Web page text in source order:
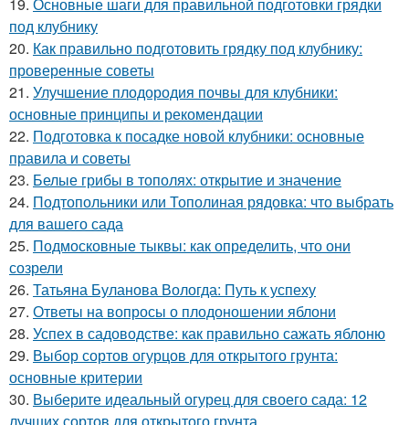
19. Основные шаги для правильной подготовки грядки
под клубнику
20. Как правильно подготовить грядку под клубнику:
проверенные советы
21. Улучшение плодородия почвы для клубники:
основные принципы и рекомендации
22. Подготовка к посадке новой клубники: основные
правила и советы
23. Белые грибы в тополях: открытие и значение
24. Подтопольники или Тополиная рядовка: что выбрать
для вашего сада
25. Подмосковные тыквы: как определить, что они
созрели
26. Татьяна Буланова Вологда: Путь к успеху
27. Ответы на вопросы о плодоношении яблони
28. Успех в садоводстве: как правильно сажать яблоню
29. Выбор сортов огурцов для открытого грунта:
основные критерии
30. Выберите идеальный огурец для своего сада: 12